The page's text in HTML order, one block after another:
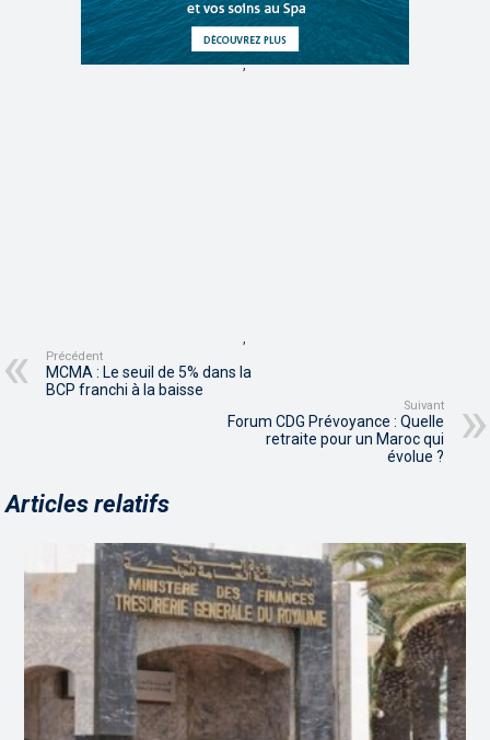
,
,
Précédent
MCMA : Le seuil de 5% dans la
BCP franchi à la baisse
Suivant
Forum CDG Prévoyance : Quelle
retraite pour un Maroc qui
évolue ?
Articles relatifs